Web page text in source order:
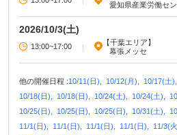
愛知県産業労働セ
2026/10/3(土)
13:00~17:00 |
【千葉エリア】
幕張メッセ
他の開催日程 :10/11(日), 10/12(月), 10/17(土),
10/18(日),
10/18(日), 10/24(土), 10/24(土),
10/25(日),
10/25(日), 10/25(日), 10/31(土),
11/1(日),
11/1(日), 11/1(日), 11/1(日), 11/3(